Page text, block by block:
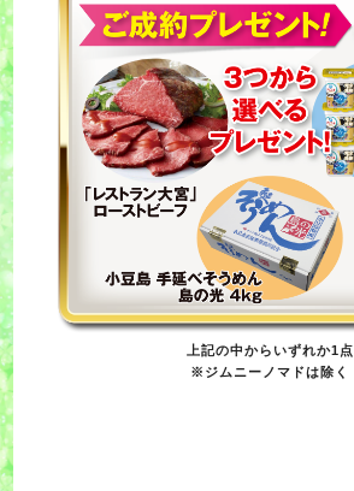
上記の中からいずれか1点
※ジムニーノマドは除く